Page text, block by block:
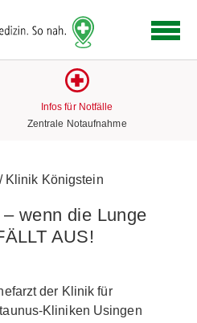
Link
zur
Infos für Notfälle
Zentrale Notaufnahme
/Klinik Königstein
wenn die Lunge
AUS!
der Klinik für
Kliniken Usingen